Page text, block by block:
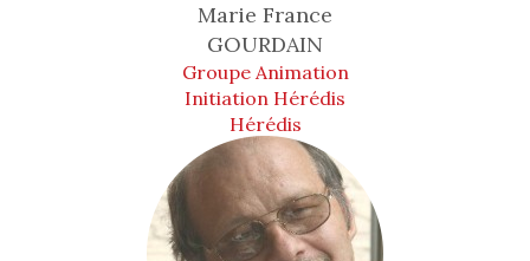
Marie France
GOURDAIN
Groupe Animation
Initiation Hérédis
Hérédis